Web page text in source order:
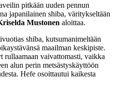
pitkään uuden pennun
japanilainen shiba, väritykseltään
Mustonen aloittaa.
shiba, kutsumanimeltään
maailman keskipiste.
rullaamaan vaivattomasti, vaikka
alun perin metsästyskäyttöön
Hefe osoittautui kaikesta